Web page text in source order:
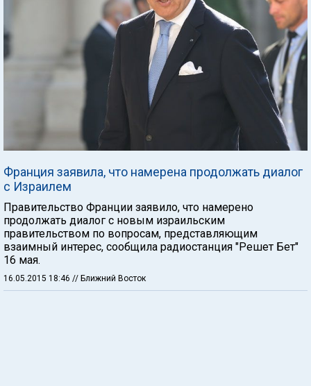
Франция заявила, что намерена продолжать диалог
с Израилем
Правительство Франции заявило, что намерено
продолжать диалог с новым израильским
правительством по вопросам, представляющим
взаимный интерес, сообщила радиостанция "Решет Бет"
16 мая.
16.05.2015 18:46 // Ближний Восток